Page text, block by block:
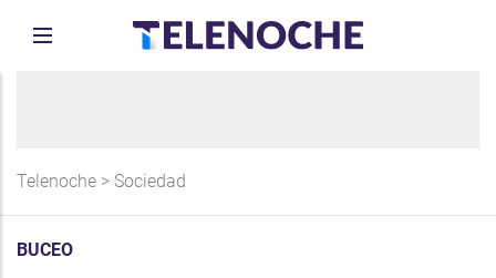
Telenoche > Sociedad
BUCEO